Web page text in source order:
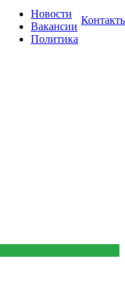
Новости
Вакансии
Политика